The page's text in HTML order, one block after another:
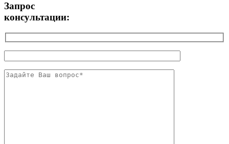
Запрос
консультации: